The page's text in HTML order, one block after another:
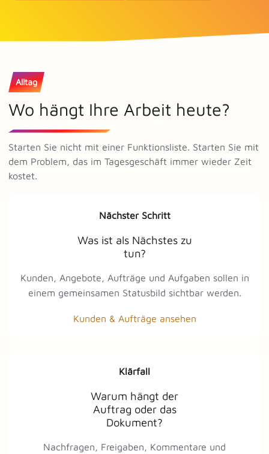
Alltag
Wo hängt Ihre Arbeit heute?
Starten Sie nicht mit einer Funktionsliste. Starten Sie mit
dem Problem, das im Tagesgeschäft immer wieder Zeit
kostet.
Nächster Schritt
Was ist als Nächstes zu
tun?
Kunden, Angebote, Aufträge und Aufgaben sollen in
einem gemeinsamen Statusbild sichtbar werden.
Kunden & Aufträge ansehen
Klärfall
Warum hängt der
Auftrag oder das
Dokument?
Nachfragen, Freigaben, Kommentare und